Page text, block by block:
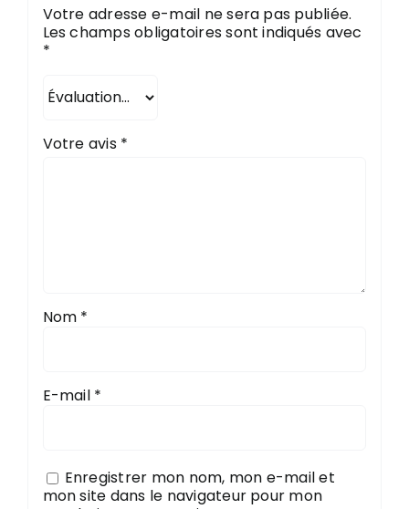
Votre adresse e-mail ne sera pas publiée.
Les champs obligatoires sont indiqués avec
*
Votre avis *
Nom *
E-mail *
Enregistrer mon nom, mon e-mail et
mon site dans le navigateur pour mon